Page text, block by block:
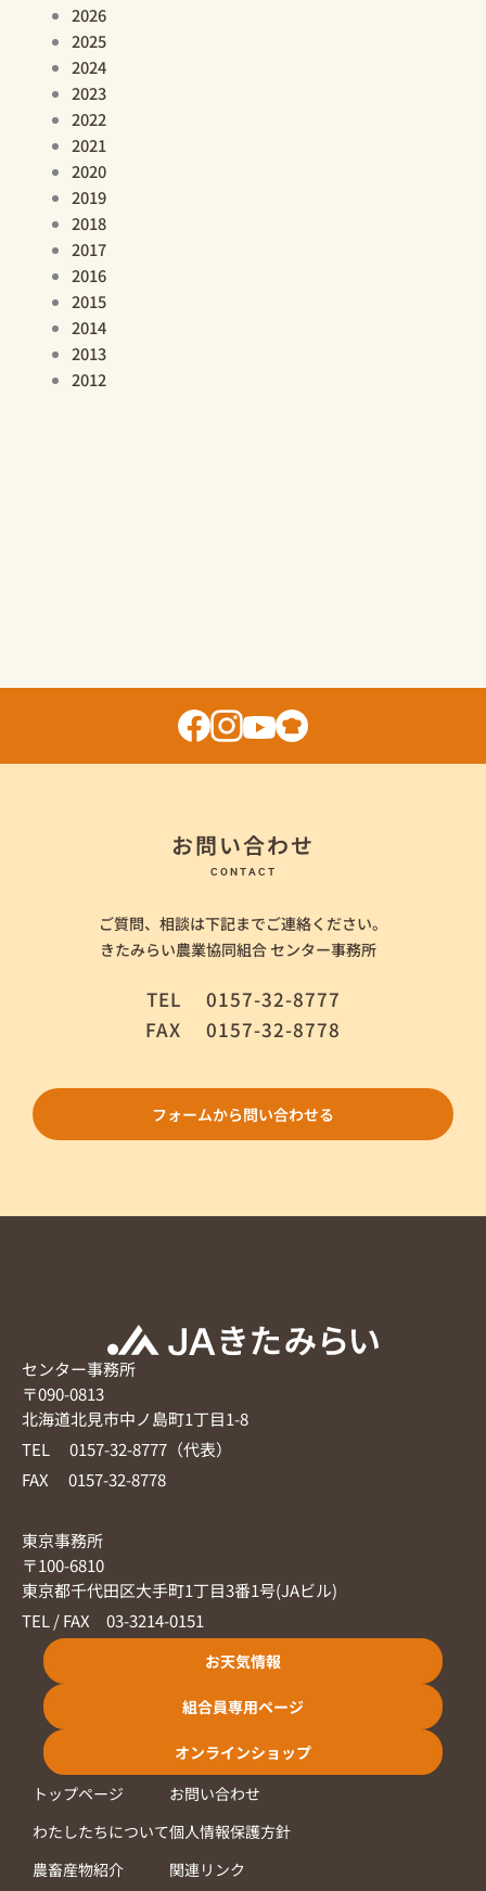
2026
2025
2024
2023
2022
2021
2020
2019
2018
2017
2016
2015
2014
2013
2012
お問い合わせ
CONTACT
ご質問、相談は下記までご連絡ください。
きたみらい農業協同組合 センター事務所
TEL 0157-32-8777
FAX 0157-32-8778
フォームから問い合わせる
センター事務所
〒090-0813
北海道北見市中ノ島町1丁目1-8
TEL 0157-32-8777（代表）
FAX 0157-32-8778
東京事務所
〒100-6810
東京都千代田区大手町1丁目3番1号(JAビル)
TEL / FAX 03-3214-0151
お天気情報
組合員専用ページ
オンラインショップ
トップページ
わたしたちについて
農畜産物紹介
お問い合わせ
個人情報保護方針
関連リンク